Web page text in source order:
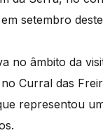
setembro
no âmbito da
Curral das
representou